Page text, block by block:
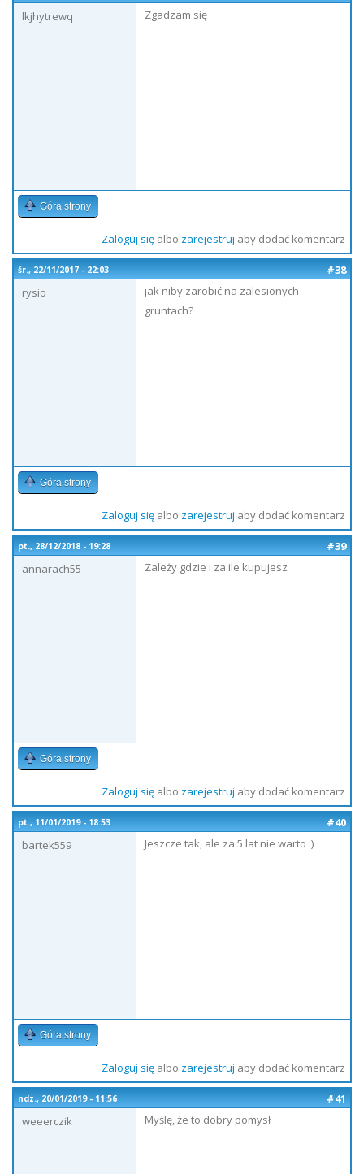
lkjhytrewq
Zgadzam się
Góra strony
Zaloguj sięalbo zarejestruj aby dodać komentarz
śr., 22/11/2017 - 22:03
#38
rysio
jak niby zarobić na zalesionych
gruntach?
Góra strony
Zaloguj sięalbo zarejestruj aby dodać komentarz
pt., 28/12/2018 - 19:28
#39
annarach55
Zależy gdzie i za ile kupujesz
Góra strony
Zaloguj sięalbo zarejestruj aby dodać komentarz
pt., 11/01/2019 - 18:53
#40
bartek559
Jeszcze tak, ale za 5 lat nie warto :)
Góra strony
Zaloguj sięalbo zarejestruj aby dodać komentarz
ndz., 20/01/2019 - 11:56
#41
weeerczik
Myślę, że to dobry pomysł